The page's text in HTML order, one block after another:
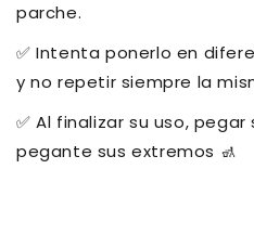
parche.
✅ Intenta ponerlo en
y no repetir siempre la
✅ Al finalizar su uso,
pegante sus extremos 🚮